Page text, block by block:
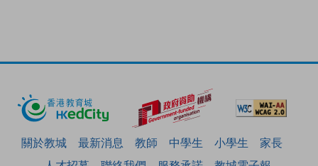
關於教城 最新消息 教師 中學生 小學生
家長